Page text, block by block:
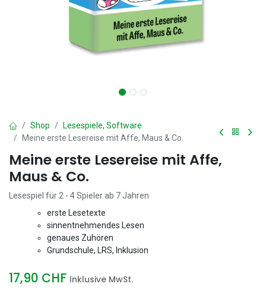
Shop
Lesespiele, Software
Meine erste Lesereise mit Affe, Maus & Co.
Meine erste Lesereise mit Affe,
Maus & Co.
Lesespiel für 2 - 4 Spieler ab 7 Jahren
erste Lesetexte
sinnentnehmendes Lesen
genaues Zuhören
Grundschule, LRS, Inklusion
17,90 CHF Inklusive MwSt.